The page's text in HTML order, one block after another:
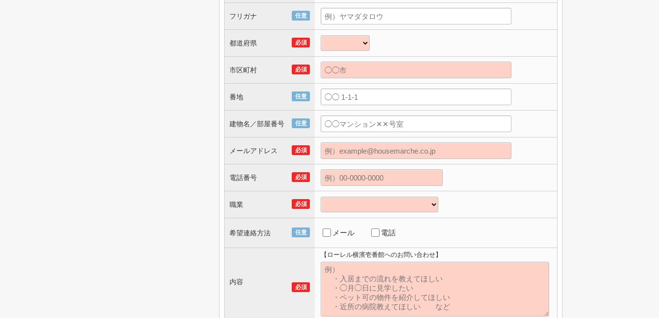
任意
フリガナ
必須
都道府県
必須
市区町村
任意
番地
任意
建物名／部屋番号
必須
メールアドレス
必須
電話番号
必須
職業
任意
希望連絡方法 メール 電話
必須
内容
【ローレル横濱壱番館へのお問い合わせ】